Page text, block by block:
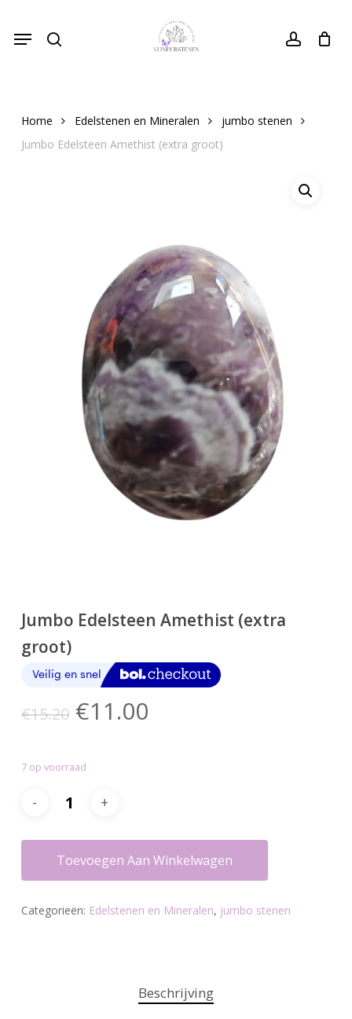
main
account
Menu Close
Cart
Home Edelstenen en Mineralen
jumbo stenen
Jumbo Edelsteen Amethist (extra groot)
Jumbo Edelsteen Amethist (extra
groot)
€15.20 Oorspronkelijke
was:
€15.20.
€11.00Huidige
7 op voorraad
Toevoegen Aan Winkelwagen
Categorieën: Edelstenen en Mineralen, jumbo stenen
Beschrijving